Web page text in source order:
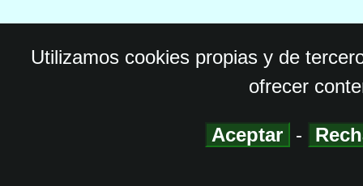
Utilizamos cookies propias y de
ofrecer
Aceptar -